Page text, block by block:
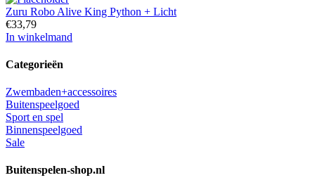
Zuru Robo Alive King Python + Licht
€33,79
In winkelmand
Categorieën
Zwembaden+accessoires
Buitenspeelgoed
Sport en spel
Binnenspeelgoed
Sale
Buitenspelen-shop.nl